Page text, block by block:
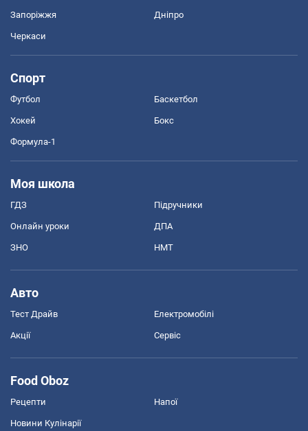
Запоріжжя Дніпро
Черкаси
Спорт
Футбол Баскетбол
Хокей Бокс
Формула-1
Моя школа
ГДЗ Підручники
Онлайн уроки ДПА
ЗНО НМТ
Авто
Тест Драйв Електромобілі
Акції Сервіс
Food Oboz
Рецепти Напої
Новини Кулінарії